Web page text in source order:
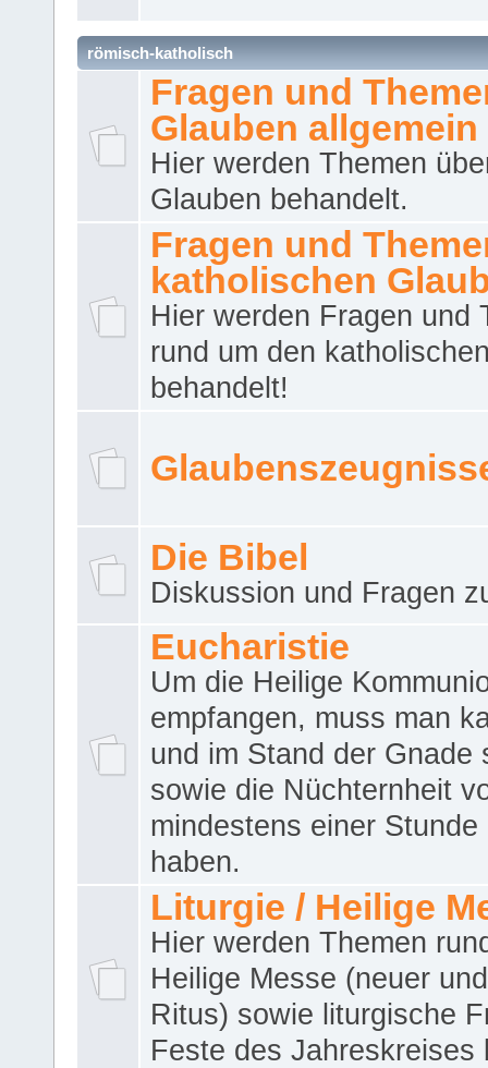
römisch-katholisch
Fragen und
Glauben allgemein
Hier werden Themen
Glauben behandelt.
Fragen und
katholischen
Hier werden Fragen und
rund um den
behandelt!
Die Bibel
Diskussion und Fragen
Eucharistie
Um die Heilige
empfangen, muss man
und im Stand der Gnade
sowie die Nüchternheit
mindestens einer Stunde
haben.
Liturgie / Heilige
Hier werden Themen
Heilige Messe (neuer
Ritus) sowie liturgische
Feste des Jahreskreises